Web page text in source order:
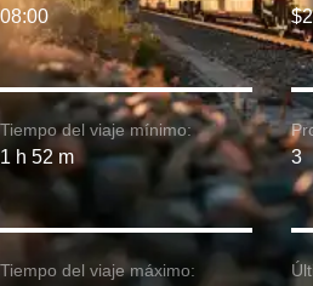
Tiempo del viaje mínimo:
1 h 52 m
08:00
Tiempo del viaje máximo:
3